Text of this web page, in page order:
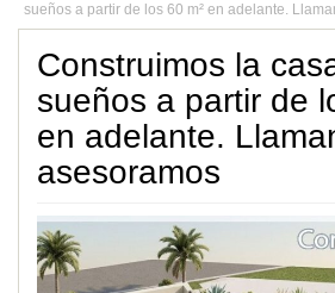
sueños a partir de los 60 m² en adelante.
Construimos la
sueños a partir de
en adelante.
asesoramos